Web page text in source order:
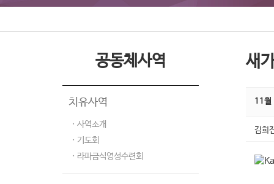
공동체사역
치유사역
· 사역소개
· 기도회
· 라파금식영성수련회
새
11월
김희